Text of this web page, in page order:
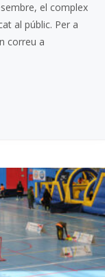
el complex
al públic. Per a
correu a